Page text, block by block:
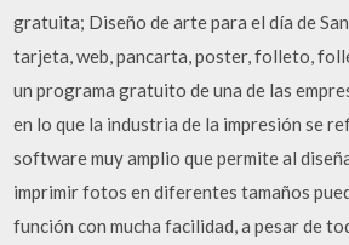
gratuita; Diseño de arte para el día de
tarjeta, web, pancarta, poster, folleto,
un programa gratuito de una de las
en lo que la industria de la impresión se
software muy amplio que permite al
imprimir fotos en diferentes tamaños
función con mucha facilidad, a pesar de